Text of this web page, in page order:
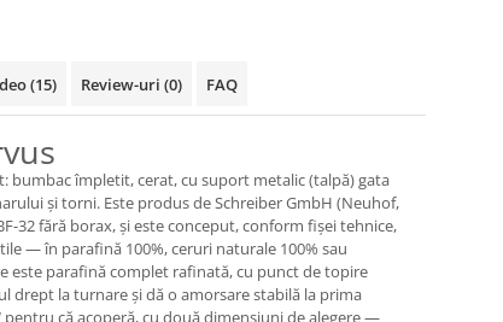
(15) Review-uri (0) FAQ
bumbac împletit, cerat, cu suport metalic (talpă) gata
și torni. Este produs de Schreiber GmbH (Neuhof,
32 fără borax, și este conceput, conform fișei tehnice,
— în parafină 100%, ceruri naturale 100% sau
este parafină complet rafinată, cu punct de topire
drept la turnare și dă o amorsare stabilă la prima
pentru că acoperă, cu două dimensiuni de alegere —